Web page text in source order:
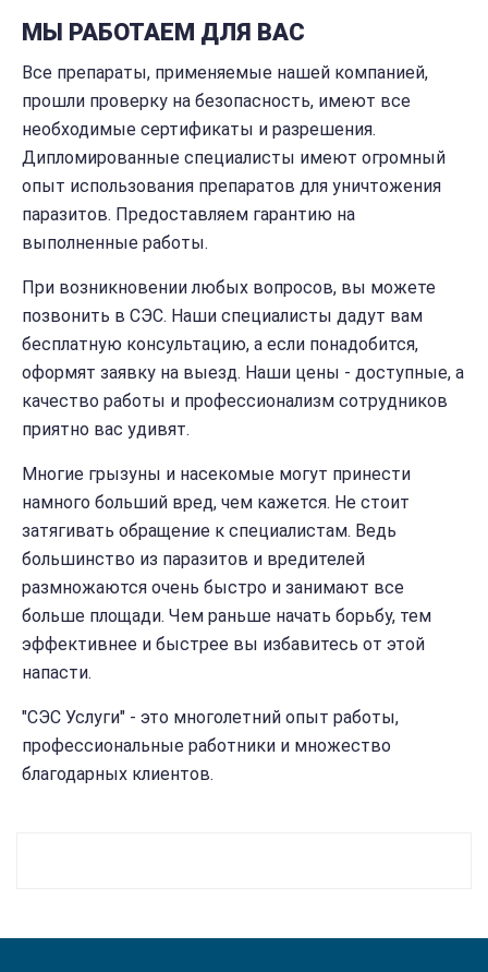
МЫ РАБОТАЕМ ДЛЯ ВАС
Все препараты, применяемые нашей компанией,
прошли проверку на безопасность, имеют все
необходимые сертификаты и разрешения.
Дипломированные специалисты имеют огромный
опыт использования препаратов для уничтожения
паразитов. Предоставляем гарантию на
выполненные работы.
При возникновении любых вопросов, вы можете
позвонить в СЭС. Наши специалисты дадут вам
бесплатную консультацию, а если понадобится,
оформят заявку на выезд. Наши цены - доступные, а
качество работы и профессионализм сотрудников
приятно вас удивят.
Многие грызуны и насекомые могут принести
намного больший вред, чем кажется. Не стоит
затягивать обращение к специалистам. Ведь
большинство из паразитов и вредителей
размножаются очень быстро и занимают все
больше площади. Чем раньше начать борьбу, тем
эффективнее и быстрее вы избавитесь от этой
напасти.
"СЭС Услуги" - это многолетний опыт работы,
профессиональные работники и множество
благодарных клиентов.